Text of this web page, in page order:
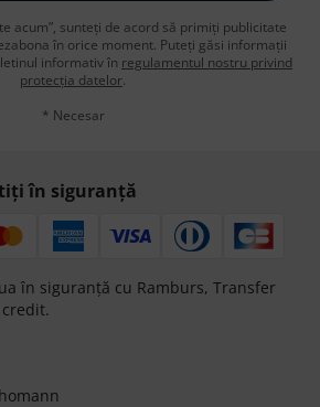
acum”, sunteți de acord să primiți publicitate
în orice moment. Puteți găsi informații
informativ în regulamentul nostru privind
protecția datelor.
* Necesar
în siguranță
în siguranță cu Ramburs, Transfer